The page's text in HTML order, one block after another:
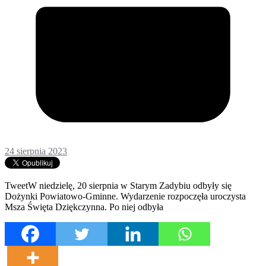
24 sierpnia 2023
TweetW niedzielę, 20 sierpnia w Starym Zadybiu odbyły się
Dożynki Powiatowo-Gminne. Wydarzenie rozpoczęła uroczysta
Msza Święta Dziękczynna. Po niej odbyła